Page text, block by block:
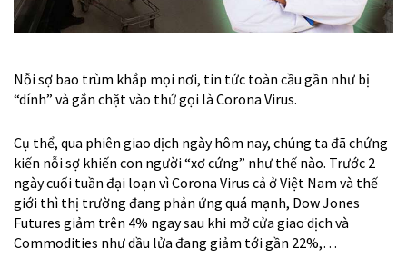
Nỗi sợ bao trùm khắp mọi nơi, tin tức toàn cầu gần như bị
“dính” và gắn chặt vào thứ gọi là Corona Virus.
Cụ thể, qua phiên giao dịch ngày hôm nay, chúng ta đã chứng
kiến nỗi sợ khiến con người “xơ cứng” như thế nào. Trước 2
ngày cuối tuần đại loạn vì Corona Virus cả ở Việt Nam và thế
giới thì thị trường đang phản ứng quá mạnh, Dow Jones
Futures giảm trên 4% ngay sau khi mở cửa giao dịch và
Commodities như dầu lửa đang giảm tới gần 22%,…